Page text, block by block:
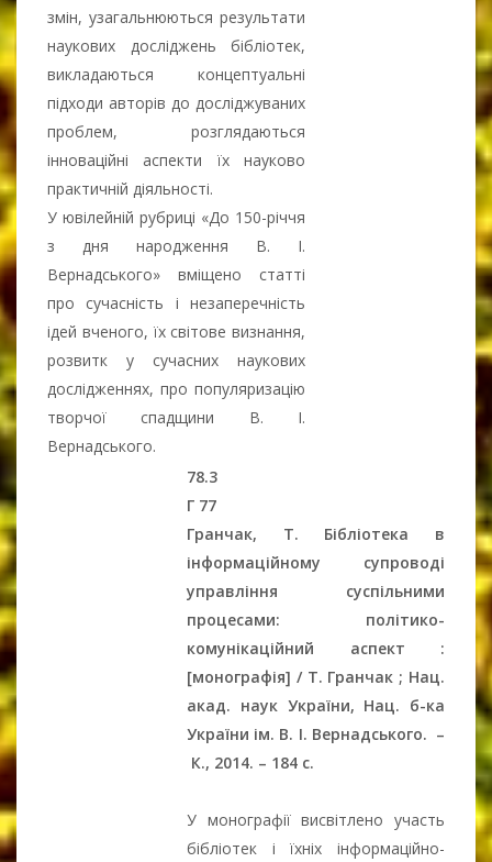
змін, узагальнюються результати
наукових досліджень бібліотек,
викладаються концептуальні
підходи авторів до досліджуваних
проблем, розглядаються
інноваційні аспекти їх науково
практичній діяльності.
У ювілейній рубриці «До 150-річчя
з дня народження В. І.
Вернадського» вміщено статті
про сучасність і незаперечність
ідей вченого, їх світове визнання,
розвитк у сучасних наукових
дослідженнях, про популяризацію
творчої спадщини В. І.
Вернадського.
78.3
Г 77
Гранчак, Т. Бібліотека в
інформаційному супроводі
управління суспільними
процесами: політико-
комунікаційний аспект :
[монографія] / Т. Гранчак ; Нац.
акад. наук України, Нац. б-ка
України ім. В. І. Вернадського. –
К., 2014. – 184 c.
У монографії висвітлено участь
бібліотек і їхніх інформаційно-